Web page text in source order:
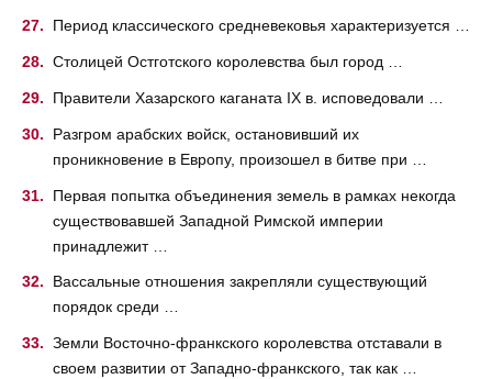
Период классического средневековья характеризуется …
Столицей Остготского королевства был город …
Правители Хазарского каганата IX в. исповедовали …
Разгром арабских войск, остановивший их
проникновение в Европу, произошел в битве при …
Первая попытка объединения земель в рамках некогда
существовавшей Западной Римской империи
принадлежит …
Вассальные отношения закрепляли существующий
порядок среди …
Земли Восточно-франкского королевства отставали в
своем развитии от Западно-франкского, так как …